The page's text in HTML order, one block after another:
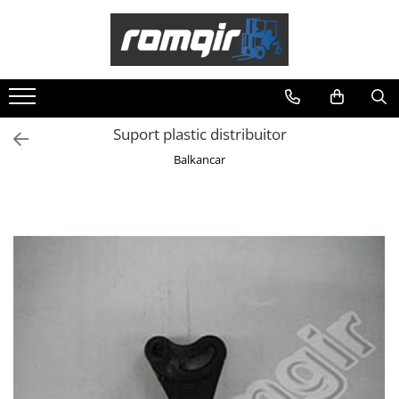
Piese Motor
Piese Motor D 2500
Piese Motor D 3900
Piese Punte Față Motostivuitor
Sistem Alimentare Balkancar
Suport plastic distribuitor
Balkancar